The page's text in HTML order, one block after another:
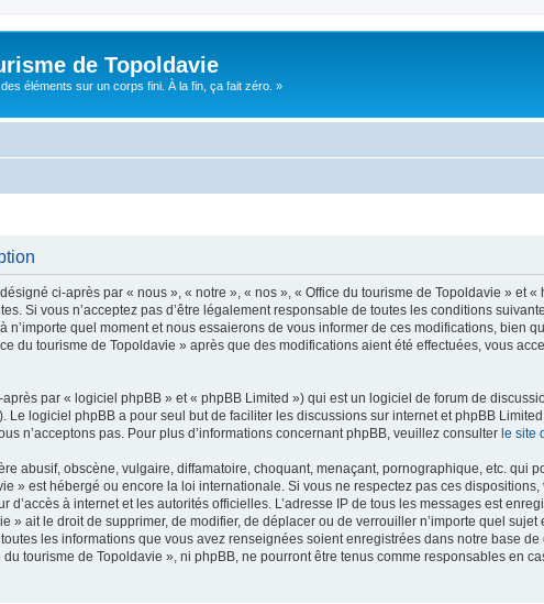
de Topoldavie
éléments sur un corps fini. À la fin, ça fait zéro. »
ci-après par « nous », « notre », « nos », « Office du tourisme de Topoldavie » et
Si vous n’acceptez pas d’être légalement responsable de toutes les conditions
n’importe quel moment et nous essaierons de vous informer de ces modifications, bien
du tourisme de Topoldavie » après que des modifications aient été effectuées, vous
par « logiciel phpBB » et « phpBB Limited ») qui est un logiciel de forum de
Le logiciel phpBB a pour seul but de faciliter les discussions sur internet et phpBB
n’acceptons pas. Pour plus d’informations concernant phpBB, veuillez consulter le site
abusif, obscène, vulgaire, diffamatoire, choquant, menaçant, pornographique, etc. qui
» est hébergé ou encore la loi internationale. Si vous ne respectez pas ces
d’accès à internet et les autorités officielles. L’adresse IP de tous les messages est
» ait le droit de supprimer, de modifier, de déplacer ou de verrouiller n’importe quel
les informations que vous avez renseignées soient enregistrées dans notre base
tourisme de Topoldavie », ni phpBB, ne pourront être tenus comme responsables en